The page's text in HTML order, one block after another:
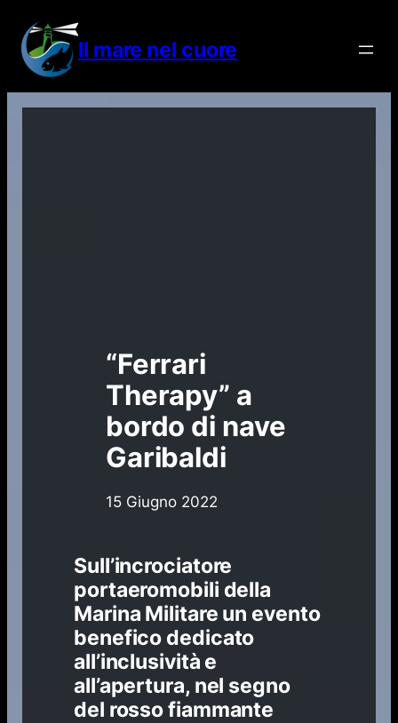
contenuto
Il mare nel cuore
“Ferrari
Therapy” a
bordo di nave
Garibaldi
15 Giugno 2022
Sull’incrociatore
portaeromobili della
Marina Militare un evento
benefico dedicato
all’inclusività e
all’apertura, nel segno
del rosso fiammante